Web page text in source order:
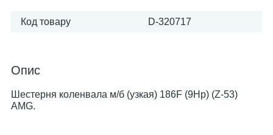
Код товару D-320717
Опис
Шестерня коленвала м/б (узкая) 186F (9Hp) (Z-53)
AMG.